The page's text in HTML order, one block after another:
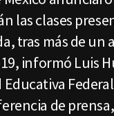
las clases
tras más de un
informó Luis
de